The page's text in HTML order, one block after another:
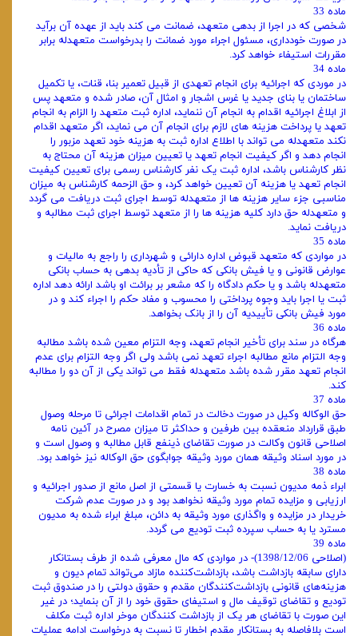
ماده 33
شخصی که در اجرا از بدهی متعهد، ضمانت می‌ کند باید از عهده آن برآید
در صورت خودداری، مسئول اجراء مورد ضمانت را بدرخواست متعهدله برابر
مقررات استیفاء خواهد کرد.
ماده 34
در موردی که اجرائیه برای انجام تعهدی از قبیل تعمیر بنا، قنات، یا تکمیل
ساختمان یا بنای جدید یا غرس اشجار و امثال آن، صادر شده و متعهد پس
از ابلاغ اجرائیه اقدام به انجام آن ننماید، اداره ثبت متعهد را الزام به انجام
تعهد یا پرداخت هزینه‌ های لازم برای انجام آن می‌ نماید، اگر متعهد اقدام
نکند متعهدله می‌ تواند با اطلاع اداره ثبت به هزینه خود تعهد مزبور را
انجام دهد و اگر کیفیت انجام تعهد یا تعیین میزان هزینه آن محتاج به
نظر کارشناس باشد، اداره ثبت یک نفر کارشناس رسمی برای تعیین کیفیت
انجام تعهد یا هزینه آن تعیین خواهد کرد، و حق الزحمه کارشناس به میزان
مناسبی جزء سایر هزینه‌ ها از متعهدله توسط اجرای ثبت دریافت می‌ گردد
و متعهدله حق دارد کلیه هزینه‌ ها را از متعهد توسط اجرای ثبت مطالبه و
دریافت نماید.
ماده 35
در مواردی که متعهد قبوض اداره دارائی و شهرداری را راجع به مالیات و
عوارض قانونی و یا فیش بانکی که حاکی از تأدیه بدهی به حساب بانکی
متعهدله باشد و یا حکم دادگاه را که مشعر بر برائت او باشد ارائه دهد اداره
ثبت یا اجرا باید وجوه پرداختی را محسوب و مفاد حکم را اجراء کند و در
مورد فیش بانکی تأییدیه آن را از بانک بخواهد.
ماده 36
هرگاه در سند برای تأخیر انجام تعهد، وجه التزام معین شده باشد مطالبه
وجه التزام مانع مطالبه اجراء تعهد نمی‌ باشد ولی اگر وجه التزام برای عدم
انجام تعهد مقرر شده باشد متعهدله فقط می‌ تواند یکی از آن دو را مطالبه
کند.
ماده 37
حق الوکاله وکیل در صورت دخالت در تمام اقدامات اجرائی تا مرحله وصول
طبق قرارداد منعقده بین طرفین و حداکثر تا میزان مصرح در آئین‌ نامه
اصلاحی قانون وکالت در صورت تقاضای ذینفع قابل مطالبه و وصول است و
در مورد اسناد وثیقه همان مورد وثیقه جوابگوی حق الوکاله نیز خواهد بود.
ماده 38
ابراء ذمه مدیون نسبت به خسارت یا قسمتی از اصل مانع از صدور اجرائیه و
ارزیابی و مزایده تمام مورد وثیقه نخواهد بود و در صورت عدم شرکت
خریدار در مزایده و واگذاری مورد وثیقه به دائن، مبلغ ابراء شده به مدیون
مسترد یا به حساب سپرده ثبت تودیع می‌ گردد.
ماده 39
(اصلاحی 1398/12/06)- در مواردی که مال معرفی شده از طرف بستانکار
دارای سابقه بازداشت باشد، بازداشت‌کننده مازاد می‌تواند تمام دیون و
هزینه‌‌های قانونی بازداشت‌کنندگان مقدم و حقوق دولتی را در صندوق ثبت
تودیع و تقاضای توقیف مال و استیفای حقوق خود را از آن بنماید؛ در غیر
این صورت با تقاضای هر یک از بازداشت ‌کنندگان موخر اداره ثبت مکلف
است بلافاصله به بستانکار مقدم اخطار تا نسبت به درخواست ادامه عملیات